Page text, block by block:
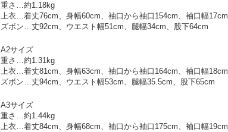
重さ…約1.18kg
上衣…着丈76cm、身幅60cm、袖口から袖口154cm、袖口幅17cm
ズボン…丈92cm、ウエスト幅51cm、腿幅34cm、股下64cm
A2サイズ
重さ…約1.31kg
上衣…着丈81cm、身幅63cm、袖口から袖口164cm、袖口幅18cm
ズボン…丈94cm、ウエスト幅53cm、腿幅35.5cm、股下65cm
A3サイズ
重さ…約1.44kg
上衣…着丈84cm、身幅68cm、袖口から袖口175cm、袖口幅19cm